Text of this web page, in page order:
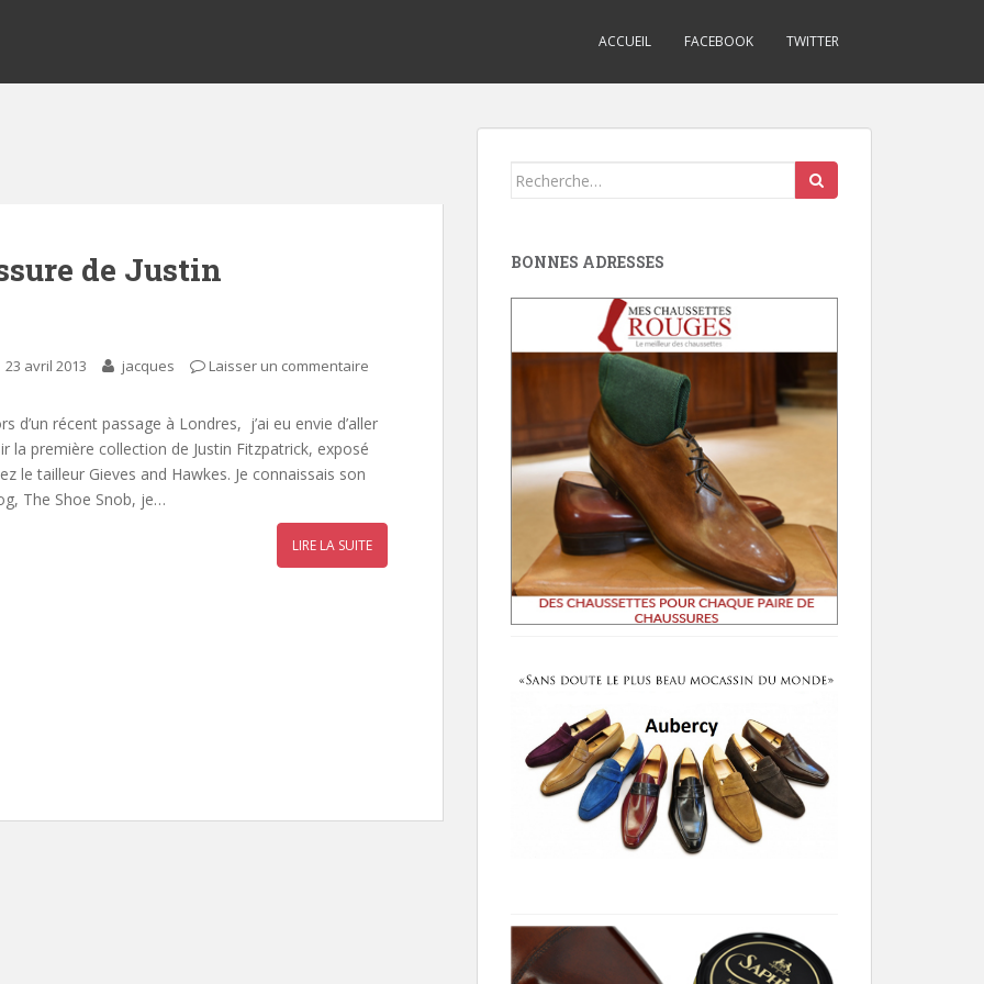
ACCUEIL FACEBOOK TWITTER
de Justin
23 avril 2013 jacques Laisser un commentaire
d’un récent passage à Londres, j’ai eu envie d’aller
la première collection de Justin Fitzpatrick, exposé
le tailleur Gieves and Hawkes. Je connaissais son
The Shoe Snob, je…
LIRE LA SUITE
Search
BONNES ADRESSES